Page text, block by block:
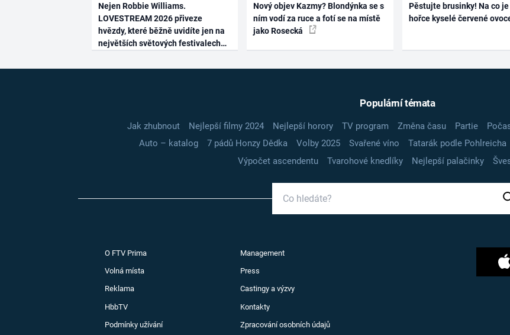
Nejen Robbie Williams.
LOVESTREAM 2026 přiveze
hvězdy, které běžně uvidíte jen na
největších světových festivalech
Nový objev Kazmy? Blondýnka se s
ním vodí za ruce a fotí se na místě
jako Rosecká
Pěstujte brusinky! Na co
hořce kyselé červené
Populární témata
Jak zhubnout Nejlepší filmy 2024 Nejlepší horory TV program Změna času Partie
Auto – katalog
7 pádů Honzy Dědka Volby 2025 Svařené víno Tatarák podle Pohlreicha
Výpočet ascendentu
Tvarohové knedlíky Nejlepší palačinky
O FTV Prima Management
Volná místa Press
Reklama Castingy a výzvy
HbbTV Kontakty
Podmínky užívání Zpracování osobních údajů